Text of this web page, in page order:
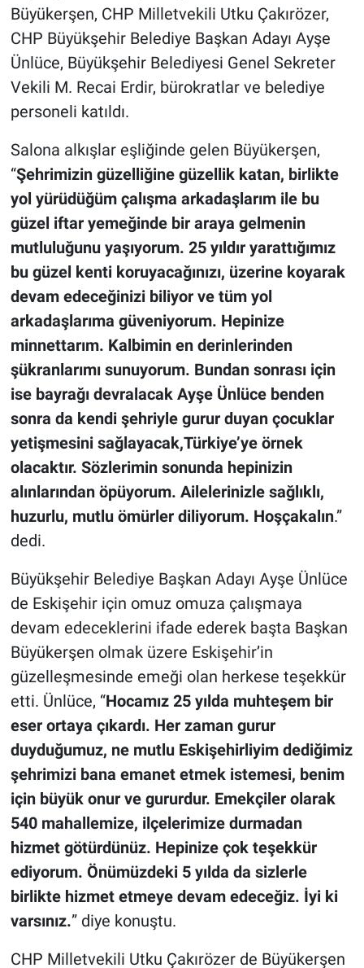
Büyükerşen, CHP Milletvekili Utku Çakırözer,
CHP Büyükşehir Belediye Başkan Adayı Ayşe
Ünlüce, Büyükşehir Belediyesi Genel Sekreter
Vekili M. Recai Erdir, bürokratlar ve belediye
personeli katıldı.
Salona alkışlar eşliğinde gelen Büyükerşen,
“Şehrimizin güzelliğine güzellik katan, birlikte
yol yürüdüğüm çalışma arkadaşlarım ile bu
güzel iftar yemeğinde bir araya gelmenin
mutluluğunu yaşıyorum. 25 yıldır yarattığımız
bu güzel kenti koruyacağınızı, üzerine koyarak
devam edeceğinizi biliyor ve tüm yol
arkadaşlarıma güveniyorum. Hepinize
minnettarım. Kalbimin en derinlerinden
şükranlarımı sunuyorum. Bundan sonrası için
ise bayrağı devralacak Ayşe Ünlüce benden
sonra da kendi şehriyle gurur duyan çocuklar
yetişmesini sağlayacak,Türkiye’ye örnek
olacaktır. Sözlerimin sonunda hepinizin
alınlarından öpüyorum. Ailelerinizle sağlıklı,
huzurlu, mutlu ömürler diliyorum. Hoşçakalın.”
dedi.
Büyükşehir Belediye Başkan Adayı Ayşe Ünlüce
de Eskişehir için omuz omuza çalışmaya
devam edeceklerini ifade ederek başta Başkan
Büyükerşen olmak üzere Eskişehir’in
güzelleşmesinde emeği olan herkese teşekkür
etti. Ünlüce, “Hocamız 25 yılda muhteşem bir
eser ortaya çıkardı. Her zaman gurur
duyduğumuz, ne mutlu Eskişehirliyim dediğimiz
şehrimizi bana emanet etmek istemesi, benim
için büyük onur ve gururdur. Emekçiler olarak
540 mahallemize, ilçelerimize durmadan
hizmet götürdünüz. Hepinize çok teşekkür
ediyorum. Önümüzdeki 5 yılda da sizlerle
birlikte hizmet etmeye devam edeceğiz. İyi ki
varsınız.” diye konuştu.
CHP Milletvekili Utku Çakırözer de Büyükerşen